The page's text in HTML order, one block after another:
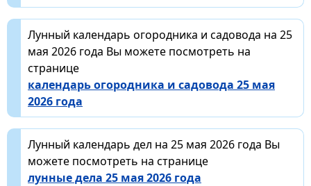
Лунный календарь огородника и садовода на 25
мая 2026 года Вы можете посмотреть на
странице
календарь огородника и садовода 25 мая
2026 года
Лунный календарь дел на 25 мая 2026 года Вы
можете посмотреть на странице
лунные дела 25 мая 2026 года